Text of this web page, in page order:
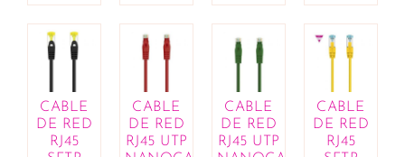
Pingentes
Pulseiras
Amaciadores
Champôs
Coloração
CABLE
DE RED
RJ45
CABLE
DE RED
RJ45 UTP
CABLE
DE RED
RJ45 UTP
CABLE
DE RED
RJ45